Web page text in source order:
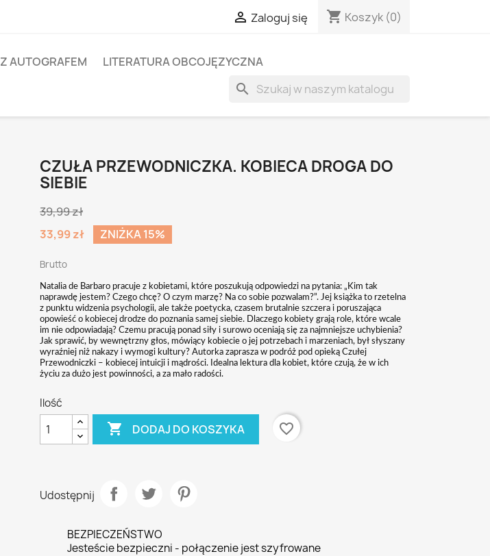
 Zaloguj się shopping_cart Koszyk (0)
Z AUTOGRAFEM LITERATURA OBCOJĘZYCZNA
search
CZUŁA PRZEWODNICZKA. KOBIECA DROGA DO
SIEBIE
39,99 zł
33,99 zł
ZNIŻKA 15%
Brutto
Natalia de Barbaro pracuje z kobietami, które poszukują odpowiedzi na pytania: „Kim tak
naprawdę jestem? Czego chcę? O czym marzę? Na co sobie pozwalam?”. Jej książka to rzetelna
z punktu widzenia psychologii, ale także poetycka, czasem brutalnie szczera i poruszająca
opowieść o kobiecej drodze do poznania samej siebie. Dlaczego kobiety grają role, które wcale
im nie odpowiadają? Czemu pracują ponad siły i surowo oceniają się za najmniejsze uchybienia?
Jak sprawić, by wewnętrzny głos, mówiący kobiecie o jej potrzebach i marzeniach, był słyszany
wyraźniej niż nakazy i wymogi kultury? Autorka zaprasza w podróż pod opieką Czułej
Przewodniczki – kobiecej intuicji i mądrości. Idealna lektura dla kobiet, które czują, że w ich
życiu za dużo jest powinności, a za mało radości.
Ilość
 DODAJ DO KOSZYKA favorite_border
Udostępnij
BEZPIECZEŃSTWO
Jesteście bezpieczni - połączenie jest szyfrowane